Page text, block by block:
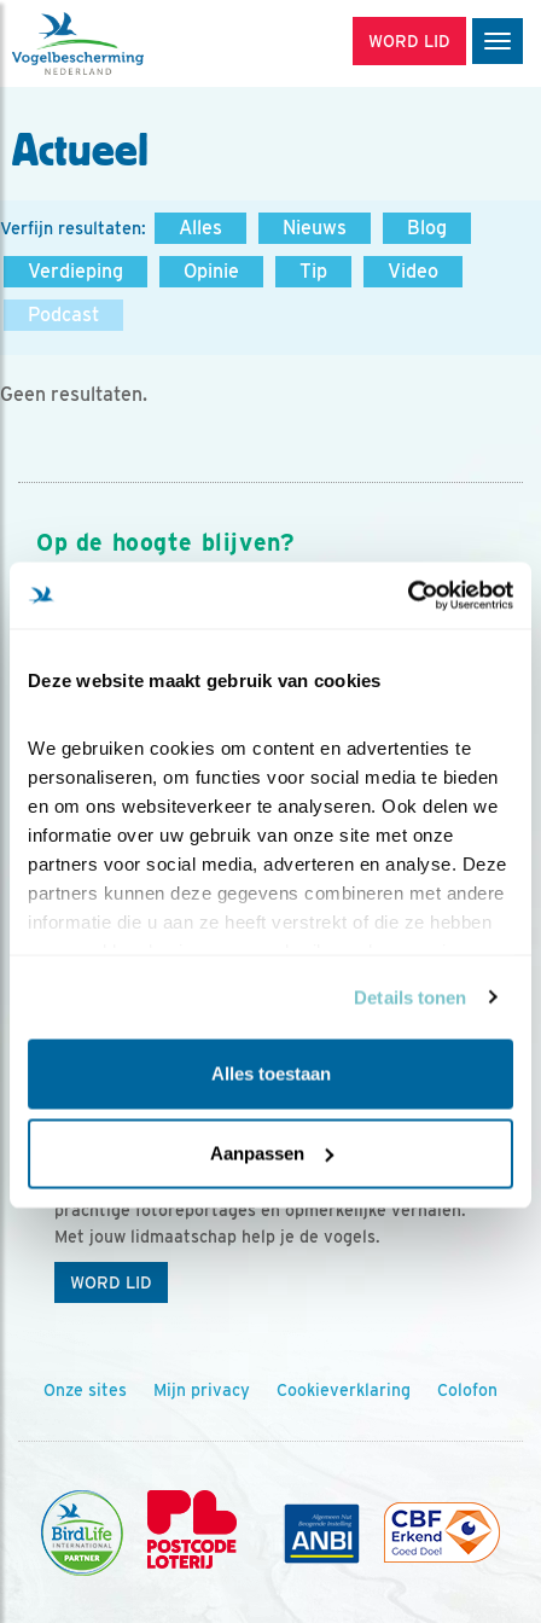
Deze website maakt gebruik van cookies
We gebruiken cookies om content en advertenties te
personaliseren, om functies voor social media te bieden
en om ons websiteverkeer te analyseren. Ook delen we
informatie over uw gebruik van onze site met onze
partners voor social media, adverteren en analyse. Deze
partners kunnen deze gegevens combineren met andere
informatie die u aan ze heeft verstrekt of die ze hebben
Details tonen
Alles toestaan
Aanpassen
WORD LID
Actueel
Verfijn resultaten: Alles Nieuws
Blog
Verdieping
Opinie Tip
Video
Podcast
Geen resultaten.
Op de hoogte blijven?
Meld je aan en ontvang nieuws, inspiratie, acties en tips
over vogels en activiteiten van Vogelbescherming.
Ontvang 5 x Vogels voor € 36,00 per jaar
Vogels is het tijdschrift voor onze leden, met
prachtige fotoreportages en opmerkelijke verhalen.
Met jouw lidmaatschap help je de vogels.
WORD LID
Onze sites Mijn privacy Cookieverklaring Colofon